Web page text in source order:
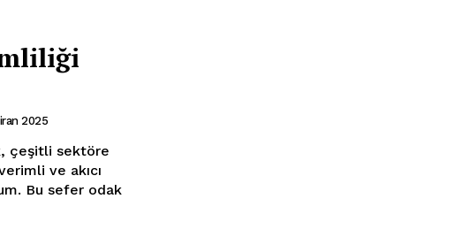
2025
ve akıcı
Bu sefer odak